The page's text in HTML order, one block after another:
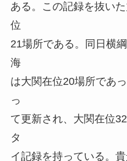
ある。この記録を抜い
位
21場所である。同日横
海
は大関在位20場所であ
っ
て更新され、大関在位
タ
イ記録を持っている。